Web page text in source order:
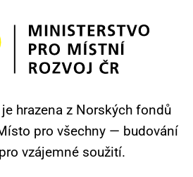
hrazena z Norských fondů
pro všechny — budování
vzájemné soužití.